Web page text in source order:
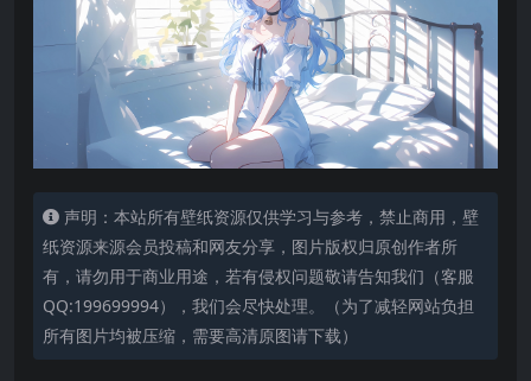
声明：本站所有壁纸资源仅供学习与参考，禁止商用，壁
纸资源来源会员投稿和网友分享，图片版权归原创作者所
有，请勿用于商业用途，若有侵权问题敬请告知我们（客服
QQ:199699994），我们会尽快处理。（为了减轻网站负担
所有图片均被压缩，需要高清原图请下载）